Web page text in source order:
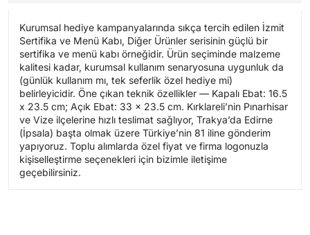
Kurumsal hediye kampanyalarında sıkça tercih edilen İzmit
Sertifika ve Menü Kabı, Diğer Ürünler serisinin güçlü bir
sertifika ve menü kabı örneğidir. Ürün seçiminde malzeme
kalitesi kadar, kurumsal kullanım senaryosuna uygunluk da
(günlük kullanım mı, tek seferlik özel hediye mi)
belirleyicidir. Öne çıkan teknik özellikler — Kapalı Ebat: 16.5
x 23.5 cm; Açık Ebat: 33 x 23.5 cm. Kırklareli’nin Pınarhisar
ve Vize ilçelerine hızlı teslimat sağlıyor, Trakya’da Edirne
(İpsala) başta olmak üzere Türkiye’nin 81 iline gönderim
yapıyoruz. Toplu alımlarda özel fiyat ve firma logonuzla
kişiselleştirme seçenekleri için bizimle iletişime
geçebilirsiniz.